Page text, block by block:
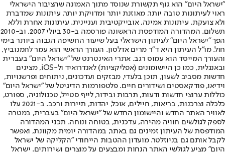
"ישראל היום" הוא גוף תקשורת שנוסד מתוך האמונה שהציבור הישראלי
ראוי לעיתונות טובה יותר, מאוזנת יותר ומדויקת יותר. עיתונות שמדברת
ולא צועקת. עיתונות אמינה, אובייקטיבית ועניינית. עיתונות אחרת וללא
תשלום. המהדורה המודפסת הראשונה פורסמה ב-30 ביולי 2007, וב-2010
הפך "ישראל היום" לעיתון הישראלי בעל שיעור החשיפה הגבוה ביותר בימי
חול. מו"ל העיתון היא ד"ר מרים אדלסון. העורך הראשי הוא עמר לחמנוביץ,
והעורך המייסד הוא עמוס רגב. אתרי האינטרנט של "ישראל היום" בעברית
ובאנגלית, כמו כן היישומונים (אפליקציות) לאנדרואיד ול-iOS, מציגים
חדשות מסביב לשעון, תוכן בלעדי, מבזקים ועדכונים, ניתוחים ופרשנויות,
וידיאו, פודקאסטים ושידורים חיים. פלטפורמות הדיגיטל של "ישראל היום"
כוללות ערוצי חדשות ודעות, תרבות ובידור, לייף סטייל, טכנולוגיה, ספורט,
כלכלה וצרכנות, בריאות, חיילים, אוכל, יהדות, תיירות ורכב. ב-2021 עלו
לאוויר האתר החדש והיישומון החדש של "ישראל היום" בעברית, במטרה
לספק לגולשים חוויה מהירה, עדכנית, בטוחה ונוחה. תכני המהדורה
המודפסת של העיתון זמינים גם באתר, במהדורה יומית מקוונת, ואפשר
לקבל אותם גם בניוזלטר. מועדון ההטבות הייחודי "הקליקה של ישראל
היום" מציע לגולשי האתר הנחות ומבצעים על מוצרים ושירותים. ישראל